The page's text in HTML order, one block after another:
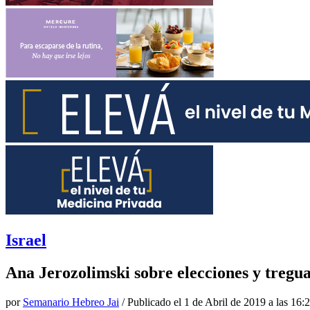
Israel
Ana Jerozolimski sobre elecciones y
por Semanario Hebreo Jai / Publicado el 1 de Abril de 2019 a las